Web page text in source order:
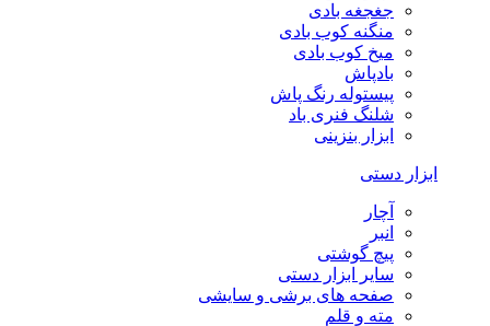
جغجغه بادی
منگنه کوب بادی
میخ کوب بادی
بادپاش
پیستوله رنگ پاش
شلنگ فنری باد
ابزار بنزینی
ابزار دستی
آچار
انبر
پیچ گوشتی
سایر ابزار دستی
صفحه های برشی و سایشی
مته و قلم